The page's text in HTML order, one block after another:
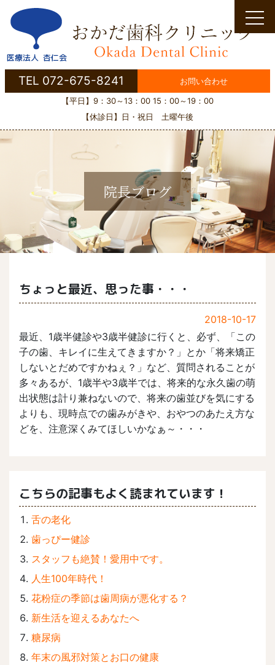
Skip
content
TEL 072-675-8241
お問い合わせ
【平日】9：30～13：00 15：00～19：00
【休診日】日・祝日 土曜午後
院長ブログ
ちょっと最近、思った事・・・
2018-10-17
最近、1歳半健診や3歳半健診に行くと、必ず、「この
子の歯、キレイに生えてきますか？」とか「将来矯正
しないとだめですかねぇ？」など、質問されることが
多々あるが、1歳半や3歳半では、将来的な永久歯の萌
出状態は計り兼ねないので、将来の歯並びを気にする
よりも、現時点での歯みがきや、おやつのあたえ方な
どを、注意深くみてほしいかなぁ～・・・
こちらの記事もよく読まれています！
舌の老化
歯っぴー健診
スタッフも絶賛！愛用中です。
人生100年時代！
花粉症の季節は歯周病が悪化する？
新生活を迎えるあなたへ
糖尿病
年末の風邪対策とお口の健康